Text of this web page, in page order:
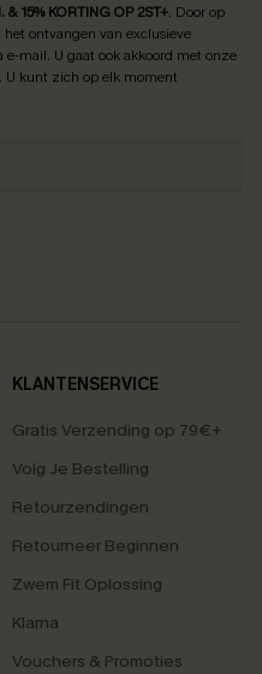
15% KORTING OP 2ST+. Door op
ontvangen van exclusieve
mail. U gaat ook akkoord met onze
. U kunt zich op elk moment
KLANTENSERVICE
Gratis Verzending op 79€+
Volg Je Bestelling
Retourzendingen
Retourneer Beginnen
Zwem Fit Oplossing
Klarna
Vouchers & Promoties